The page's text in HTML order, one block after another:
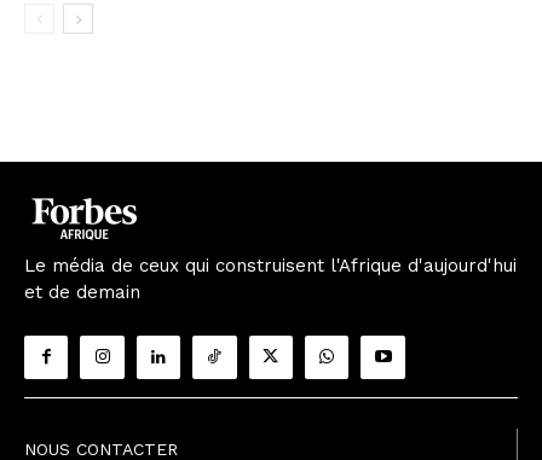
Le média de ceux qui construisent l'Afrique d'aujourd'hui
et de demain
NOUS CONTACTER